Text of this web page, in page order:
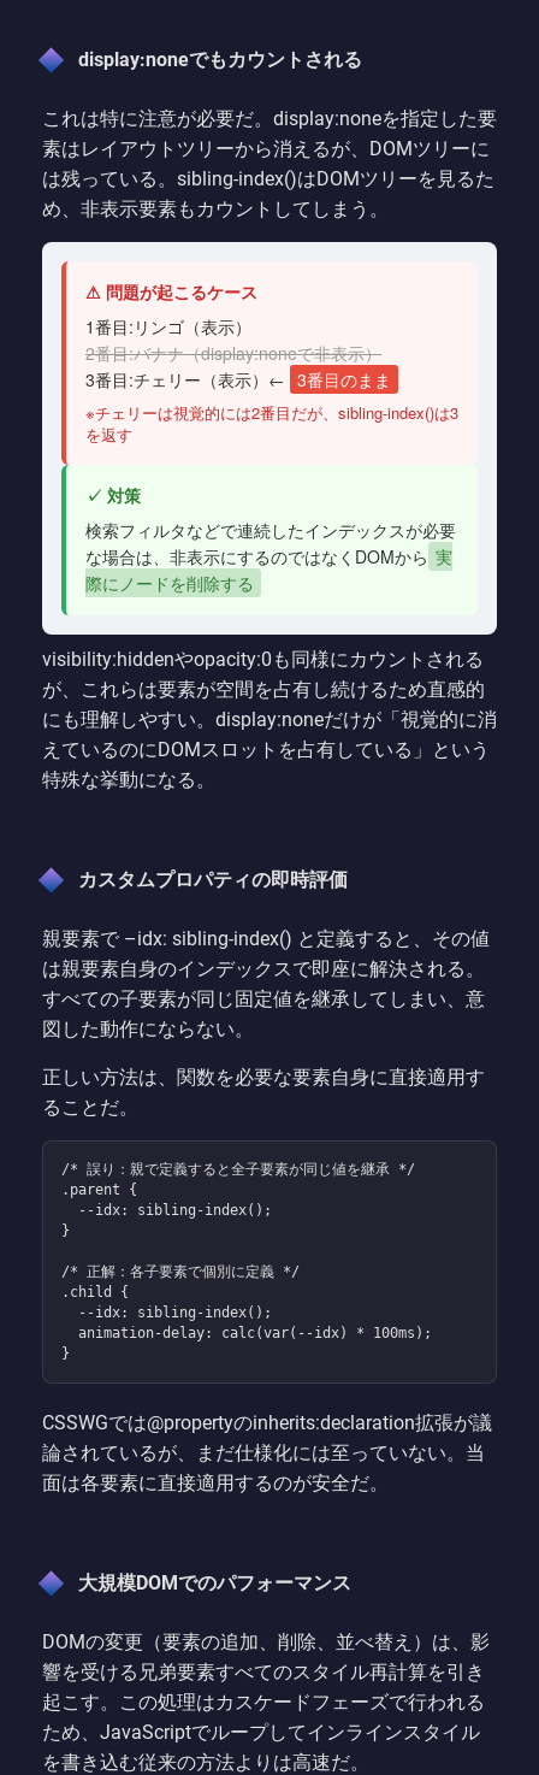
display:noneでもカウントされる
これは特に注意が必要だ。display:noneを指定した要
素はレイアウトツリーから消えるが、DOMツリーに
は残っている。sibling-index()はDOMツリーを見るた
め、非表示要素もカウントしてしまう。
⚠ 問題が起こるケース
1番目:リンゴ（表示）
2番目:バナナ（display:noneで非表示）
3番目:チェリー（表示）← 3番目のまま
※チェリーは視覚的には2番目だが、sibling-index()は3
を返す
✓ 対策
検索フィルタなどで連続したインデックスが必要
な場合は、非表示にするのではなくDOMから 実
際にノードを削除する
visibility:hiddenやopacity:0も同様にカウントされる
が、これらは要素が空間を占有し続けるため直感的
にも理解しやすい。display:noneだけが「視覚的に消
えているのにDOMスロットを占有している」という
特殊な挙動になる。
カスタムプロパティの即時評価
親要素で –idx: sibling-index() と定義すると、その値
は親要素自身のインデックスで即座に解決される。
すべての子要素が同じ固定値を継承してしまい、意
図した動作にならない。
正しい方法は、関数を必要な要素自身に直接適用す
ることだ。
/* 誤り：親で定義すると全子要素が同じ値を継承 */
.parent {
}
/* 正解：各子要素で個別に定義 */
.child {
}
CSSWGでは@propertyのinherits:declaration拡張が議
論されているが、まだ仕様化には至っていない。当
面は各要素に直接適用するのが安全だ。
大規模DOMでのパフォーマンス
DOMの変更（要素の追加、削除、並べ替え）は、影
響を受ける兄弟要素すべてのスタイル再計算を引き
起こす。この処理はカスケードフェーズで行われる
ため、JavaScriptでループしてインラインスタイル
を書き込む従来の方法よりは高速だ。